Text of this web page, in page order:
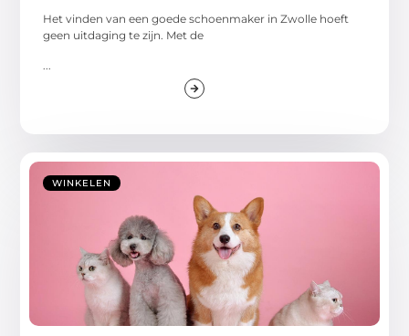
Het vinden van een goede schoenmaker in Zwolle hoeft
geen uitdaging te zijn. Met de
WINKELEN